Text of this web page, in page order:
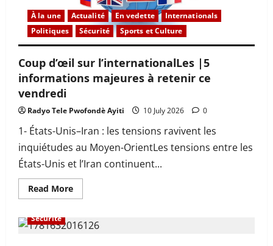
retenir
ce
samedi
11
juillet
À la une Actualité En vedette
Internationals
Politiques
Sécurité Sports et Culture
Coup d’œil sur l’internationalLes |5
informations majeures à retenir ce
vendredi
Radyo Tele Pwofondè Ayiti 10 July 2026 0
1- États-Unis–Iran : les tensions ravivent les
inquiétudes au Moyen-OrientLes tensions entre les
États-Unis et l’Iran continuent...
Read MoreRead
more
d’œil
sur
Sécurité